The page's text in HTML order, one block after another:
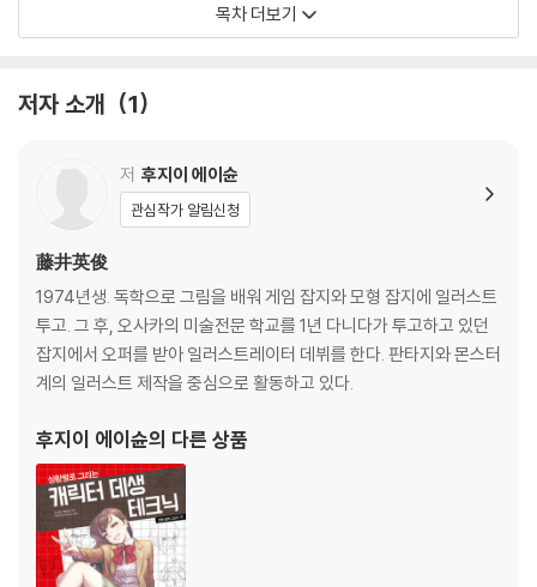
관절의 움직임 18
PART 2. 얼굴 그리는 법 21~75
얼굴 그리기의 기본 22
비례 잡기 / 연령에 따른 변화 / 단계별 그리기(여성) /단계별 그리기(사실
적인 표현) / 단계별 그리기(데포르메) / 단계별 그리기(남성) /단계별 그
리기(사실적인 표현) / 단계별 그리기(데포르메)
비례 잡기 / 남녀의 차이점 / 단계별 그리기
측면 얼굴 그리는 법 30
비례 잡기 / 남녀의 차이점 / 단계별 그리기
아래에서 올려다본 얼굴 그리는 법 32
목차 더보기
저자 소개 1
저 후지이 에이슌
관심작가 알림신청
藤井英俊
1974년생. 독학으로 그림을 배워 게임 잡지와 모형 잡지에 일러스트
투고. 그 후, 오사카의 미술전문 학교를 1년 다니다가 투고하고 있던
잡지에서 오퍼를 받아 일러스트레이터 데뷔를 한다. 판타지와 몬스터
계의 일러스트 제작을 중심으로 활동하고 있다.
후지이 에이슌의 다른 상품